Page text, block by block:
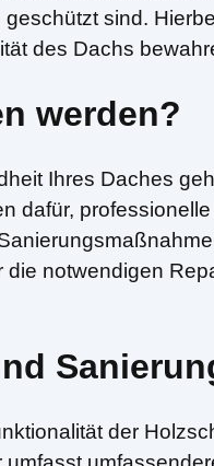
sind.
des Dachs
werden?
Ihres Daches
dafür,
notwendigen
der